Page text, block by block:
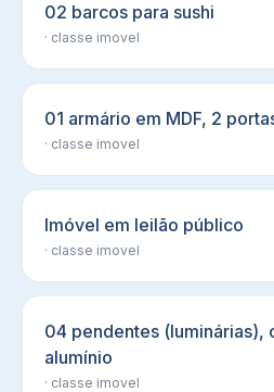
02 barcos para sushi
· classe imovel
01 armário em MDF, 2
· classe imovel
Imóvel em leilão público
· classe imovel
04 pendentes (luminárias),
alumínio
· classe imovel